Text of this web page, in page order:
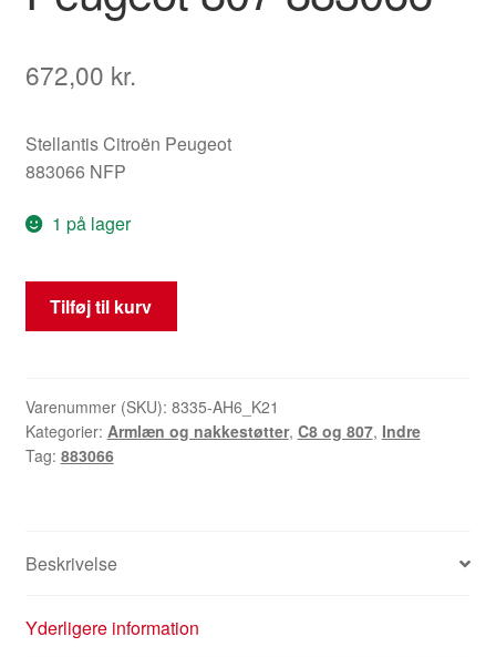
672,00 kr.
Stellantis Citroën Peugeot
883066 NFP
1 på lager
Armlæn
Alcantara
C8
Peugeot
807
Tilføj til kurv
Varenummer (SKU): 8335-AH6_K21
Kategorier: Armlæn og nakkestøtter, C8 og 807, Indre
Tag: 883066
Beskrivelse
Yderligere information